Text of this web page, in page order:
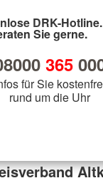
DRK-Hotline.
Sie gerne.
365
für Sie
rund um die Uhr